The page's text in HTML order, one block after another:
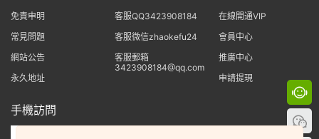
免責申明
常見問題
網站公告
永久地址
客服QQ3423908184
客服微信zhaokefu24
客服郵箱
3423908184@qq.com
在線開通VIP
會員中心
推廣中心
申請提現
手機訪問